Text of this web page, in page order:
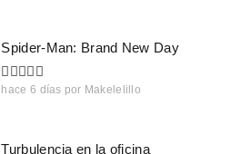
Spider-Man: Brand New Day
hace 6 días por Makelelillo
Turbulencia en la oficina